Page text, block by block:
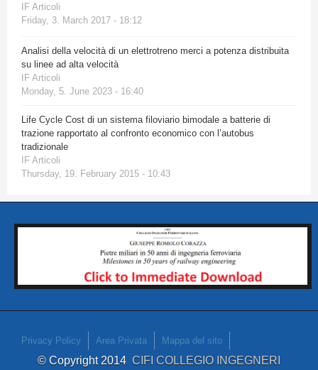
IF Articoli
Friday, 3. March 2017 - 18:12
Analisi della velocità di un elettrotreno merci a potenza distribuita
su linee ad alta velocità
IF Articoli
Monday, 5. June 2023 - 16:40
Life Cycle Cost di un sistema filoviario bimodale a batterie di
trazione rapportato al confronto economico con l’autobus
tradizionale
IF Articoli
Thursday, 19. February 2015 - 10:43
Privacy Policy Area Privata Mappa del sito
© Copyright 2014 CIFI COLLEGIO INGEGNERI